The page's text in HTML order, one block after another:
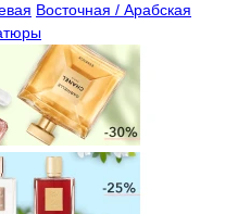
Восточная / Арабская